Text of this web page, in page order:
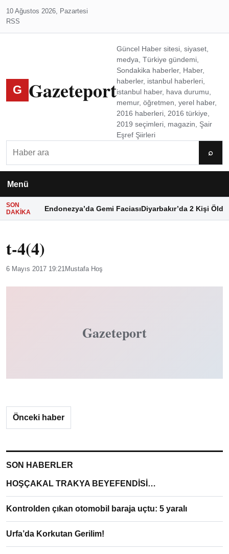
10 Ağustos 2026, Pazartesi
RSS
G Gazeteport
Güncel Haber sitesi, siyaset,
medya, Türkiye gündemi,
Sondakika haberler, Haber,
haberler, istanbul haberleri,
istanbul haber, hava durumu,
memur, öğretmen, yerel haber,
2016 haberleri, 2016 türkiye,
2019 seçimleri, magazin, Şair
Eşref Şiirleri
⌕
Menü
SON
DAKIKA
Endonezya’da Gemi FaciasıDiyarbakır’da 2 Kişi Öldü
t-4(4)
6 Mayıs 2017 19:21Mustafa Hoş
Gazeteport
Önceki haber
SON HABERLER
HOŞÇAKAL TRAKYA BEYEFENDİSİ…
Kontrolden çıkan otomobil baraja uçtu: 5 yaralı
Urfa’da Korkutan Gerilim!